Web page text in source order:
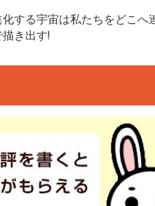
する宇宙は私たちをどこへ
き出す!